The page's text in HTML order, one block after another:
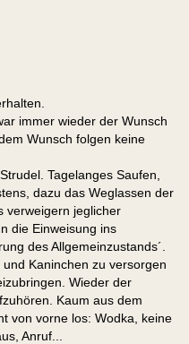
immer wieder der Wunsch
Wunsch folgen keine
Tagelanges Saufen,
dazu das Weglassen der
verweigern jeglicher
die Einweisung ins
des Allgemeinzustands´.
Kaninchen zu versorgen
Wieder der
Kaum aus dem
von vorne los: Wodka, keine
Anruf...